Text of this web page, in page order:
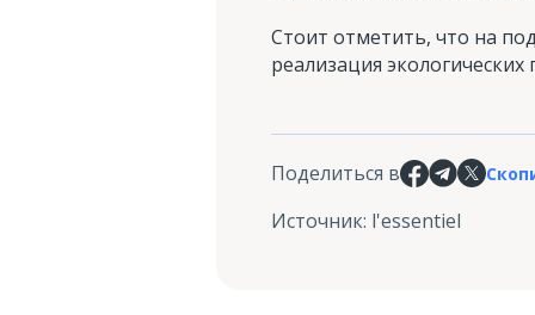
Стоит отметить, что на
реализация
Поделиться в
Источник: l'essentiel